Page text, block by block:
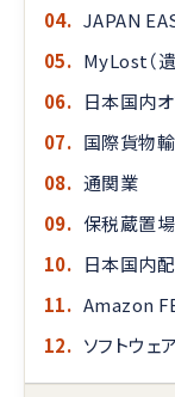
04. JAPAN
05. MyLost（
06. 日本国内
07. 国際貨物輸
08. 通関業
09. 保税蔵置
10. 日本国内
11. Amazon
12. ソフトウェ